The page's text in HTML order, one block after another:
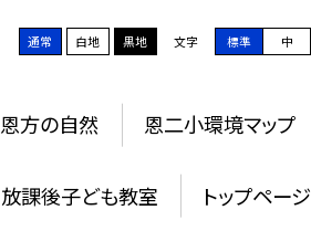
通常 白地 黒地 文字 標準 中
恩方の自然 恩二小環境マップ
放課後子ども教室 トップページ